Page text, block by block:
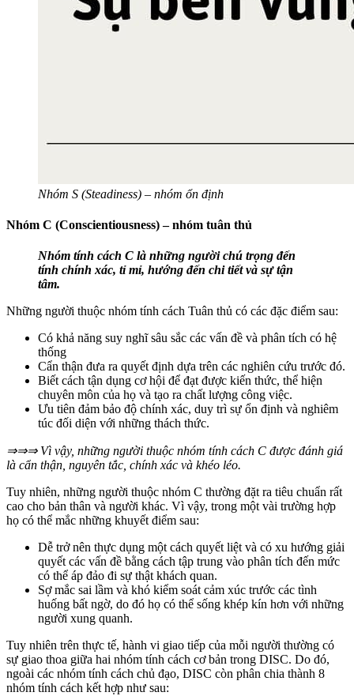
Nhóm S (Steadiness) – nhóm ổn định
Nhóm C (Conscientiousness) – nhóm tuân thủ
Nhóm tính cách C là những người chú trọng đến
tính chính xác, tỉ mỉ, hướng đến chi tiết và sự tận
tâm.
Những người thuộc nhóm tính cách Tuân thủ có các đặc điểm sau:
Có khả năng suy nghĩ sâu sắc các vấn đề và phân tích có hệ
thống
Cẩn thận đưa ra quyết định dựa trên các nghiên cứu trước đó.
Biết cách tận dụng cơ hội để đạt được kiến ​​thức, thể hiện
chuyên môn của họ và tạo ra chất lượng công việc.
Ưu tiên đảm bảo độ chính xác, duy trì sự ổn định và nghiêm
túc đối diện với những thách thức.
⇒⇒⇒ Vì vậy, những người thuộc nhóm tính cách C được đánh giá
là cẩn thận, nguyên tắc, chính xác và khéo léo.
Tuy nhiên, những người thuộc nhóm C thường đặt ra tiêu chuẩn rất
cao cho bản thân và người khác. Vì vậy, trong một vài trường hợp
họ có thể mắc những khuyết điểm sau:
Dễ trở nên thực dụng một cách quyết liệt và có xu hướng giải
quyết các vấn đề bằng cách tập trung vào phân tích đến mức
có thể áp đảo đi sự thật khách quan.
Sợ mắc sai lầm và khó kiểm soát cảm xúc trước các tình
huống bất ngờ, do đó họ có thể sống khép kín hơn với những
người xung quanh.
Tuy nhiên trên thực tế, hành vi giao tiếp của mỗi người thường có
sự giao thoa giữa hai nhóm tính cách cơ bản trong DISC. Do đó,
ngoài các nhóm tính cách chủ đạo, DISC còn phân chia thành 8
nhóm tính cách kết hợp như sau: